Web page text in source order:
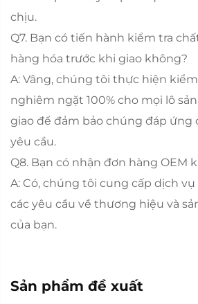
chịu.
Q7. Bạn có tiến hành kiểm tra
hàng hóa trước khi giao không?
A: Vâng, chúng tôi thực hiện
nghiêm ngặt 100% cho mọi lô
giao để đảm bảo chúng đáp ứng
yêu cầu.
Q8. Bạn có nhận đơn hàng OEM
A: Có, chúng tôi cung cấp dịch
các yêu cầu về thương hiệu và
của bạn.
Sản phẩm đề xuất